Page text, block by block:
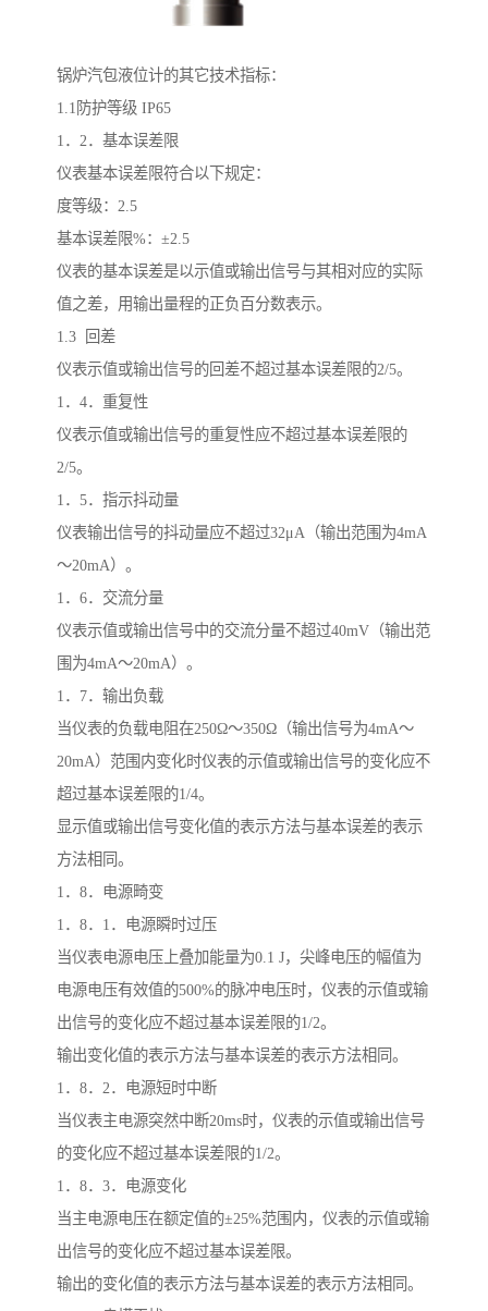
锅炉汽包液位计的其它技术指标：
1.1防护等级 IP65
1．2．基本误差限
仪表基本误差限符合以下规定：
度等级：2.5
基本误差限%：±2.5
仪表的基本误差是以示值或输出信号与其相对应的实际
值之差，用输出量程的正负百分数表示。
1.3 回差
仪表示值或输出信号的回差不超过基本误差限的2/5。
1．4．重复性
仪表示值或输出信号的重复性应不超过基本误差限的
2/5。
1．5．指示抖动量
仪表输出信号的抖动量应不超过32μA（输出范围为4mA
～20mA）。
1．6．交流分量
仪表示值或输出信号中的交流分量不超过40mV（输出范
围为4mA～20mA）。
1．7．输出负载
当仪表的负载电阻在250Ω～350Ω（输出信号为4mA～
20mA）范围内变化时仪表的示值或输出信号的变化应不
超过基本误差限的1/4。
显示值或输出信号变化值的表示方法与基本误差的表示
方法相同。
1．8．电源畸变
1．8．1．电源瞬时过压
当仪表电源电压上叠加能量为0.1 J，尖峰电压的幅值为
电源电压有效值的500%的脉冲电压时，仪表的示值或输
出信号的变化应不超过基本误差限的1/2。
输出变化值的表示方法与基本误差的表示方法相同。
1．8．2．电源短时中断
当仪表主电源突然中断20ms时，仪表的示值或输出信号
的变化应不超过基本误差限的1/2。
1．8．3．电源变化
当主电源电压在额定值的±25%范围内，仪表的示值或输
出信号的变化应不超过基本误差限。
输出的变化值的表示方法与基本误差的表示方法相同。